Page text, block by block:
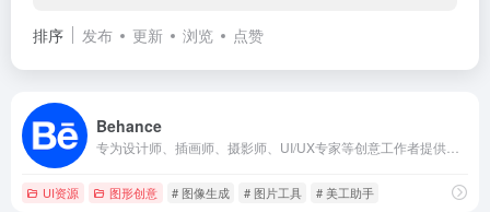
排序 发布 更新 浏览 点赞
Behance
UI资源 图形创意 # 图像生成 # 图片工具 # 美工助手